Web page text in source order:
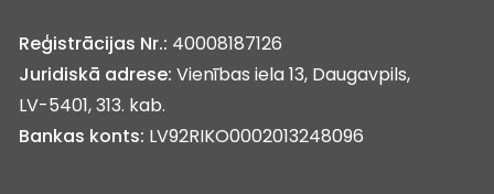
Reģistrācijas Nr.: 40008187126
Juridiskā adrese: Vienības iela 13, Daugavpils,
LV-5401, 313. kab.
Bankas konts: LV92RIKO0002013248096